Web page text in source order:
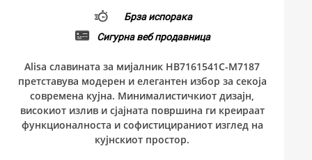
Брза испорака
Сигурна веб продавница
Alisa славината за мијалник HB7161541C-M7187
претставува модерен и елегантен избор за секоја
современа кујна. Минималистичкиот дизајн,
високиот излив и сјајната површина ги креираат
функционалноста и софистицираниот изглед на
кујнскиот простор.